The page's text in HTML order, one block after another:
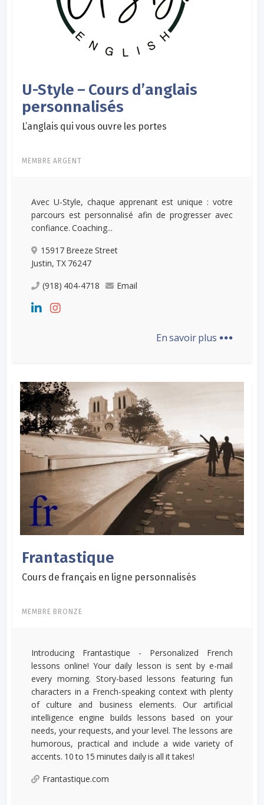
U-Style – Cours d’anglais
personnalisés
L’anglais qui vous ouvre les portes
MEMBRE ARGENT
Avec U-Style, chaque apprenant est unique : votre
parcours est personnalisé afin de progresser avec
confiance. Coaching...
15917 Breeze Street
Justin, TX 76247
(918) 404-4718
Email
En savoir plus ...
Frantastique
Cours de français en ligne personnalisés
MEMBRE BRONZE
Introducing Frantastique - Personalized French
lessons online! Your daily lesson is sent by e-mail
every morning. Story-based lessons featuring fun
characters in a French-speaking context with plenty
of culture and business elements. Our artificial
intelligence engine builds lessons based on your
needs, your requests, and your level. The lessons are
humorous, practical and include a wide variety of
accents. 10 to 15 minutes daily is all it takes!
Frantastique.com